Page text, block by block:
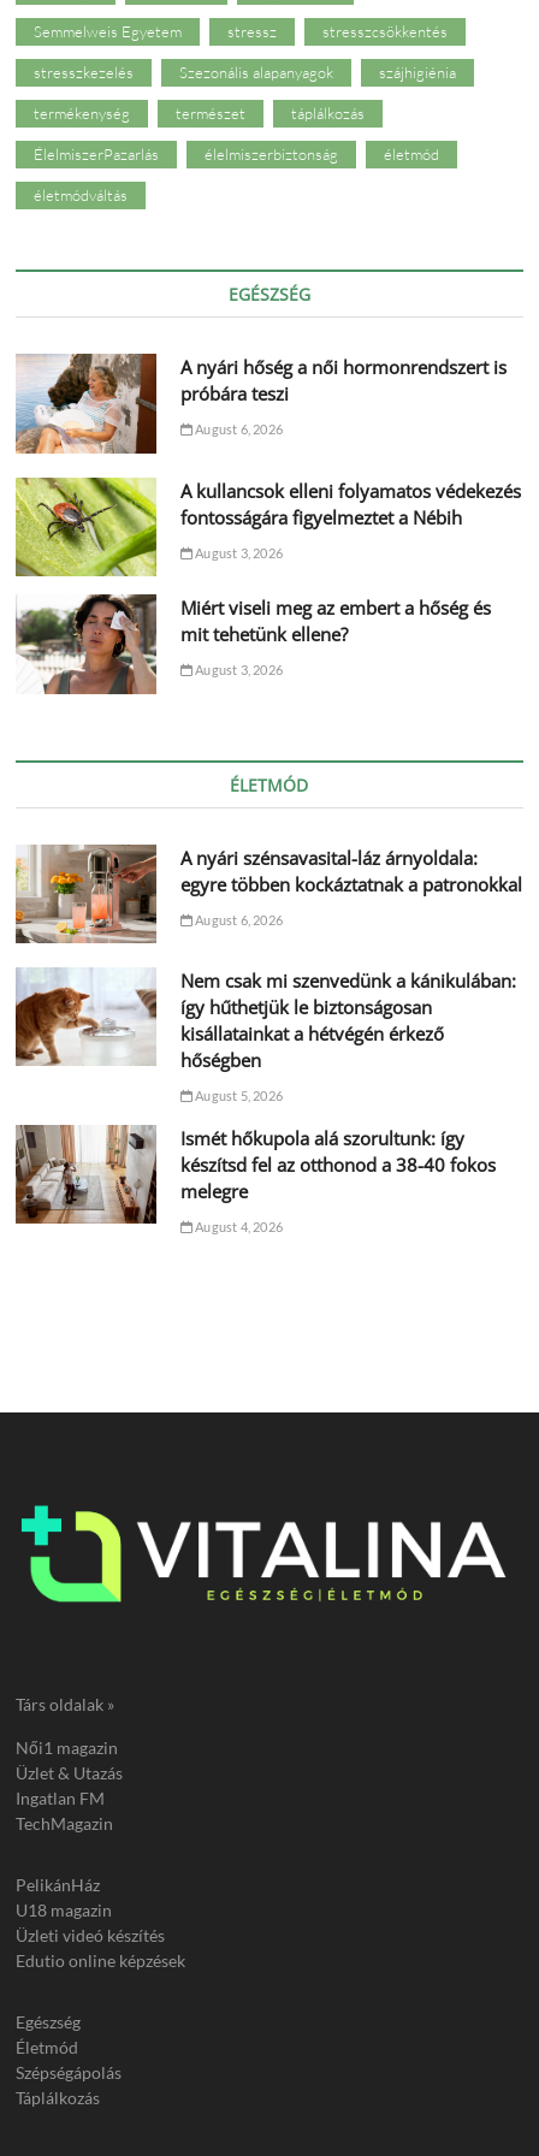
Semmelweis Egyetem stressz stresszcsökkentés
stresszkezelés Szezonális alapanyagok szájhigiénia
termékenység természet táplálkozás
ÉlelmiszerPazarlás élelmiszerbiztonság életmód
életmódváltás
EGÉSZSÉG
A nyári hőség a női hormonrendszert is
próbára teszi
August 6, 2026
A kullancsok elleni folyamatos védekezés
fontosságára figyelmeztet a Nébih
August 3, 2026
Miért viseli meg az embert a hőség és
mit tehetünk ellene?
August 3, 2026
ÉLETMÓD
A nyári szénsavasital-láz árnyoldala:
egyre többen kockáztatnak a patronokkal
August 6, 2026
Nem csak mi szenvedünk a kánikulában:
így hűthetjük le biztonságosan
kisállatainkat a hétvégén érkező
hőségben
August 5, 2026
Ismét hőkupola alá szorultunk: így
készítsd fel az otthonod a 38-40 fokos
melegre
August 4, 2026
Társ oldalak »
Női1 magazin
Üzlet & Utazás
Ingatlan FM
TechMagazin
PelikánHáz
U18 magazin
Üzleti videó készítés
Edutio online képzések
Egészség
Életmód
Szépségápolás
Táplálkozás